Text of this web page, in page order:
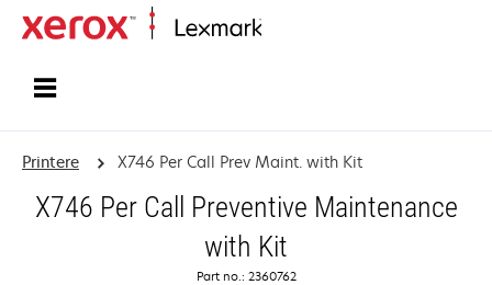
Printere X746 Per Call Prev Maint. with Kit
X746 Per Call Preventive Maintenance
with Kit
Part no.: 2360762